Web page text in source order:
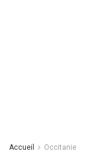
Accueil Occitanie